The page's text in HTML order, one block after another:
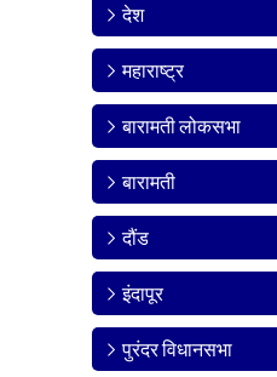
देश
महाराष्ट्र
बारामती लोकसभा
बारामती
दौंड
इंदापूर
पुरंदर विधानसभा